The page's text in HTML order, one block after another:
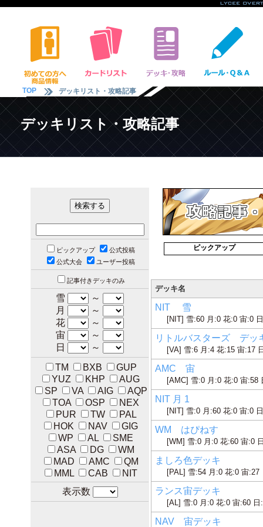
TOP デッキリスト・攻略記事
デッキリスト・攻略記事
ピックアップ
公式投稿
公式大会
ユーザー投稿
記事付きデッキのみ
雪
～
月
～
花
～
宙
～
日
～
TM
BXB
GUP
YUZ
KHP
AUG
SP
VA AIG
AQP
TOA
OSP
NEX
PUR
TW
PAL
HOK
NAV
GIG
WP
AL
SME
ASA
DG
WM
MAD
AMC
QM
MML
CAB
NIT
表示数
ピックアップ
デッキ名
NIT 雪
[NIT] 雪:60 月:0 花:0 宙:0
リトルバスターズ デッ
[VA] 雪:6 月:4 花:15 宙:17
AMC 宙
[AMC] 雪:0 月:0 花:0 宙:58
NIT 月 1
[NIT] 雪:0 月:60 花:0 宙:0
WM はぴねす
[WM] 雪:0 月:0 花:60 宙:0
ましろ色デッキ
[PAL] 雪:54 月:0 花:0 宙:27
ランス宙デッキ
[AL] 雪:0 月:0 花:0 宙:60 日
NAV 宙デッキ